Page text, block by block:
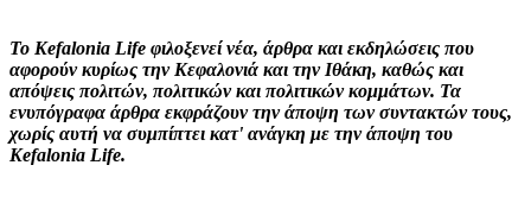
Το Kefalonia Life φιλοξενεί νέα, άρθρα και εκδηλώσεις που
αφορούν κυρίως την Κεφαλονιά και την Ιθάκη, καθώς και
απόψεις πολιτών, πολιτικών και πολιτικών κομμάτων. Τα
ενυπόγραφα άρθρα εκφράζουν την άποψη των συντακτών τους,
χωρίς αυτή να συμπίπτει κατ' ανάγκη με την άποψη του
Kefalonia Life.